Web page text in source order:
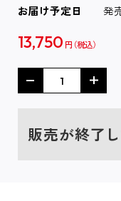
お届け予定日 発
13,750 円
販売が終了